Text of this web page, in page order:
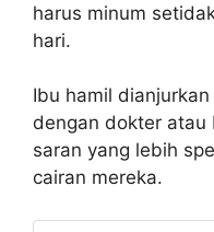
harus minum
hari.
Ibu hamil
dengan dokter atau
saran yang lebih
cairan mereka.